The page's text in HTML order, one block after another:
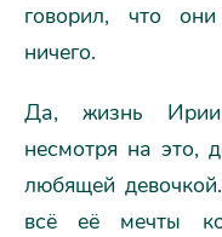
говорил, что
ничего.
Да, жизнь
несмотря на это,
любящей
всё её мечты